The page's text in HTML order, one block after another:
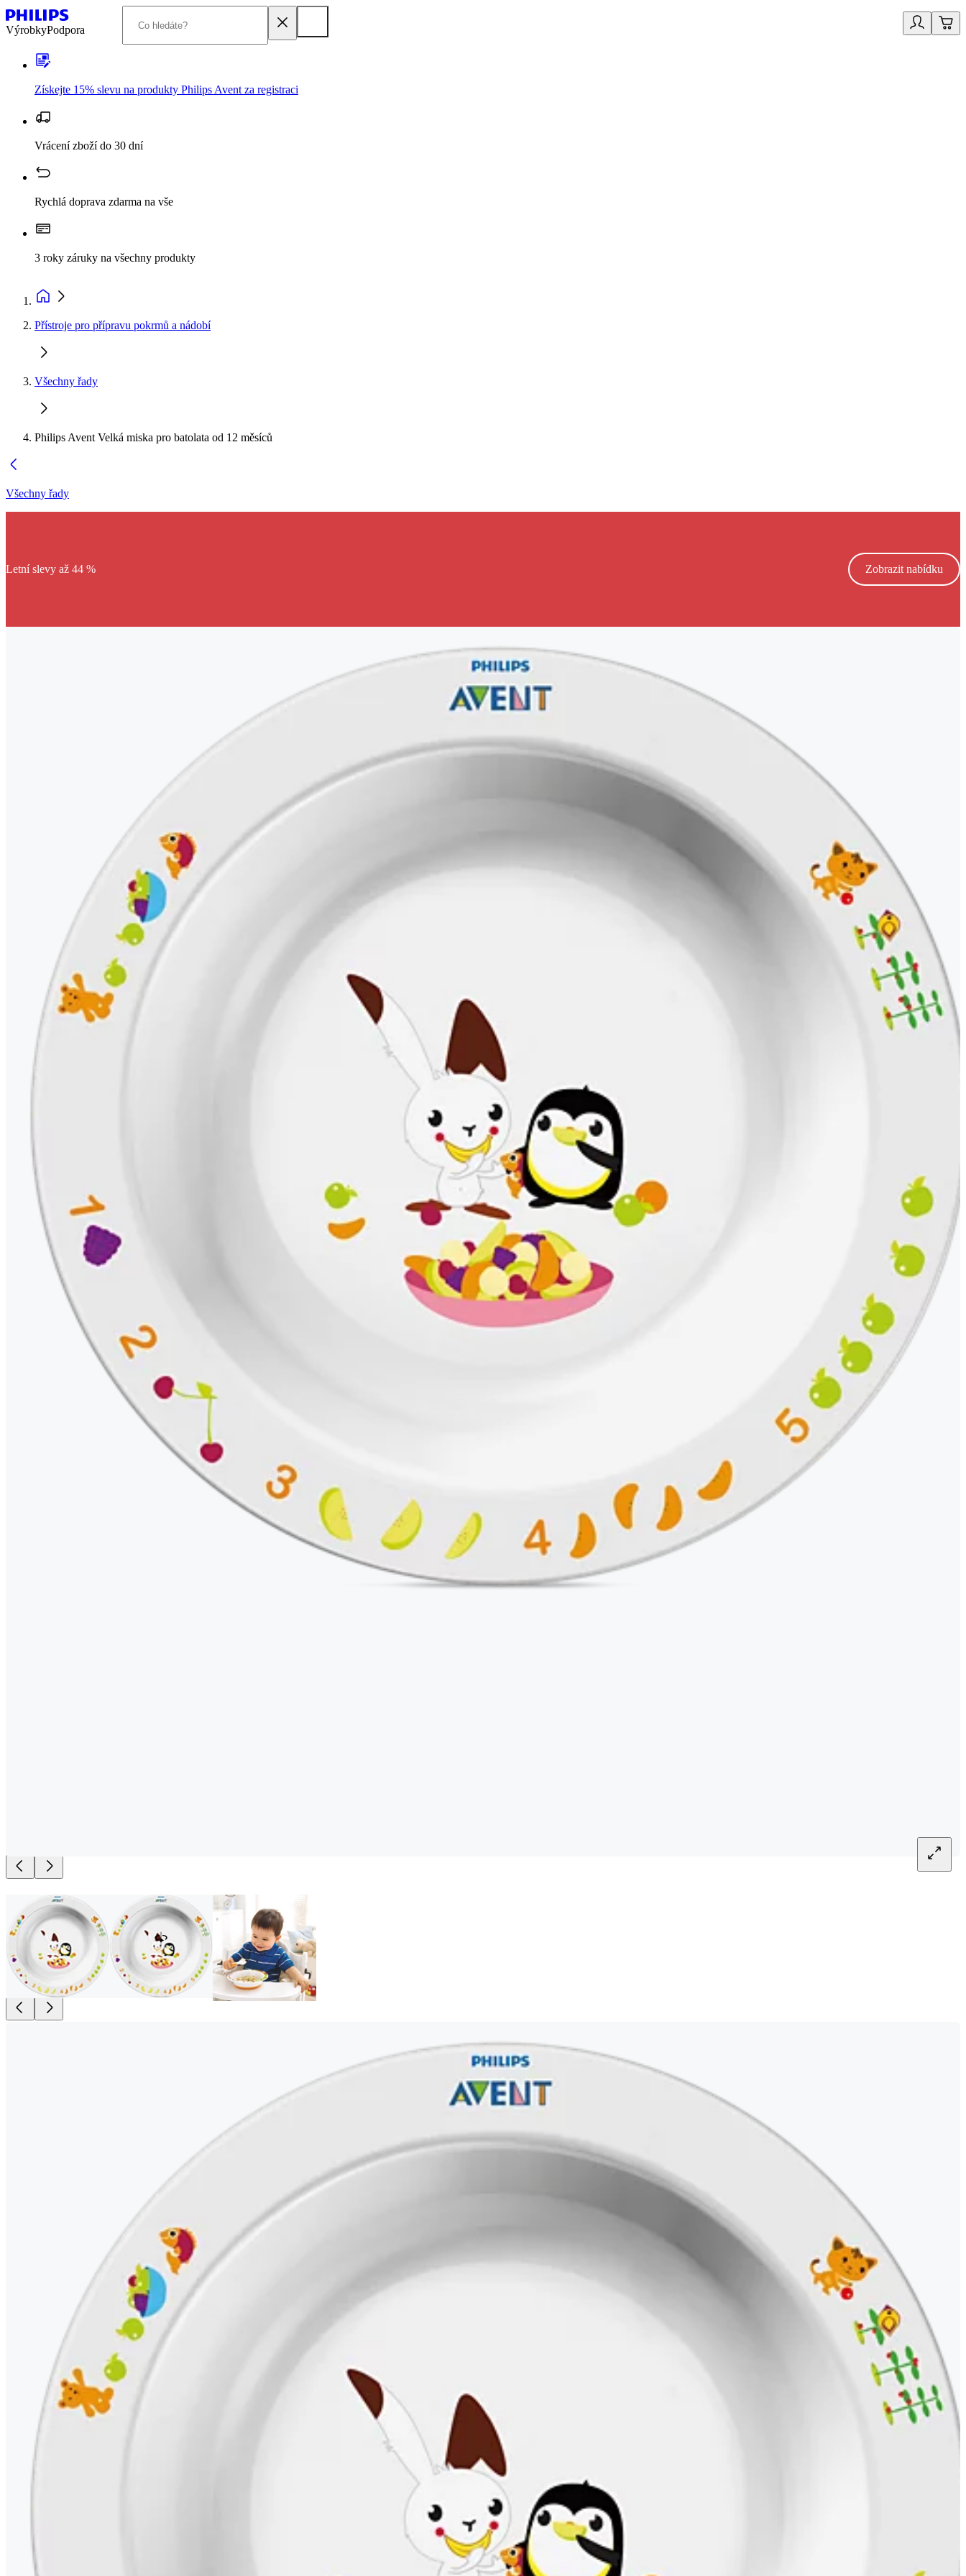
VýrobkyPodpora
Získejte 15% slevu na produkty Philips Avent za registraci
Vrácení zboží do 30 dní
Rychlá doprava zdarma na vše
3 roky záruky na všechny produkty
Přístroje pro přípravu pokrmů a nádobí
Všechny řady
Philips Avent Velká miska pro batolata od 12 měsíců
Všechny řady
Letní slevy až 44 % Zobrazit nabídku